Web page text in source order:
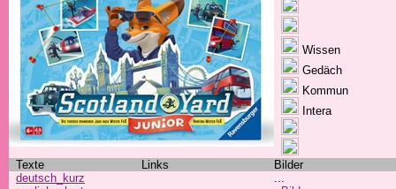
Wissen
Gedäch
Kommun
Intera
Texte Links
Bilder
deutsch_kurz
...